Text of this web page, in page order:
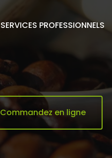
SERVICES PROFESSIONNELS
Commandez en ligne